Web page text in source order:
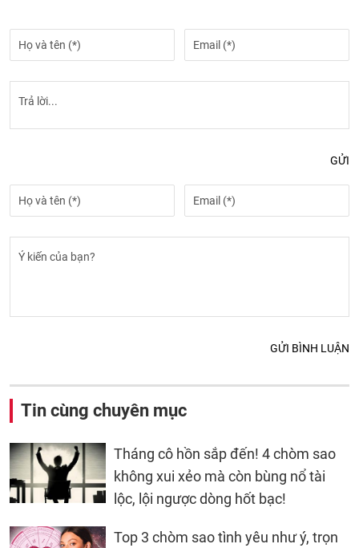
GỬI
GỬI BÌNH LUẬN
Tin cùng chuyên mục
Tháng cô hồn sắp đến! 4 chòm sao
không xui xẻo mà còn bùng nổ tài
lộc, lội ngược dòng hốt bạc!
Top 3 chòm sao tình yêu như ý, trọn